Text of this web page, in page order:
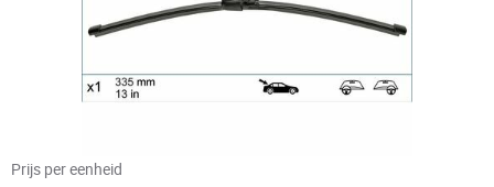
Prijs per eenheid